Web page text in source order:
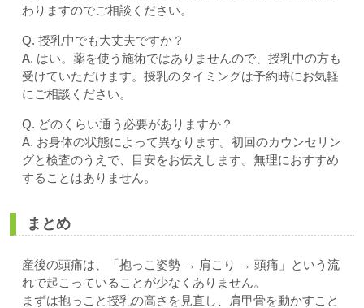
わりますのでご相談ください。
Q. 授乳中でも大丈夫ですか？
A. はい。薬を使う施術ではありませんので、授乳中の方も
受けていただけます。授乳のタイミングは予約時にお気軽
にご相談ください。
Q. どのくらい通う必要がありますか？
A. お身体の状態によって異なります。初回のカウンセリン
グと検査のうえで、目安をお伝えします。無理におすすめ
することはありません。
まとめ
産後の頭痛は、「抱っこ姿勢 → 肩こり → 頭痛」という流
れで起こっていることが少なくありません。
まずは抱っこと授乳の高さを見直し、肩甲骨を動かすこと